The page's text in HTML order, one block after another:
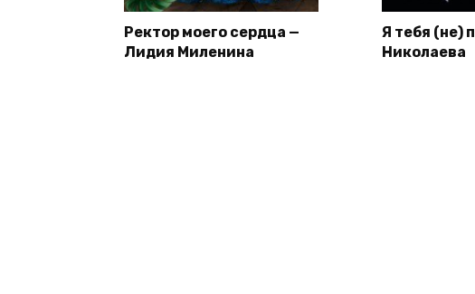
Ректор моего сердца —
Лидия Миленина
Я тебя (не)
Николаева